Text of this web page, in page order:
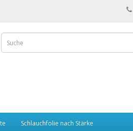
Schlauchfolie nach Stärke